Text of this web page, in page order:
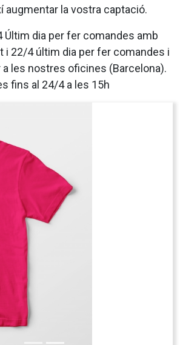
augmentar la vostra captació.
Últim dia per fer comandes amb
i 22/4 últim dia per fer comandes i
les nostres oficines (Barcelona).
fins al 24/4 a les 15h